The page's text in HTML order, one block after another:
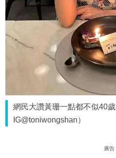
網民大讚黃珊一點都不似40歲
IG@toniwongshan）
廣告